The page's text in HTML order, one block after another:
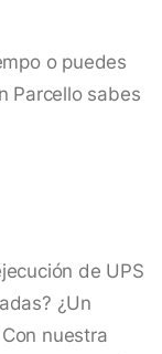
o puedes
Parcello sabes
de UPS
¿Un
nuestra